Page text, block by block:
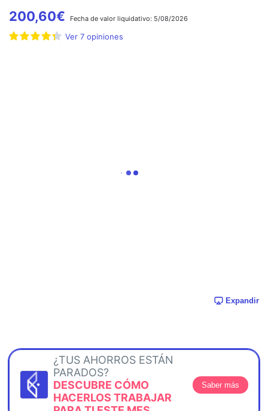
200,60€ Fecha de valor liquidativo: 5/08/2026
Ver 7 opiniones
Expandir
¿TUS AHORROS ESTÁN
PARADOS?
DESCUBRE CÓMO
HACERLOS TRABAJAR
Saber más